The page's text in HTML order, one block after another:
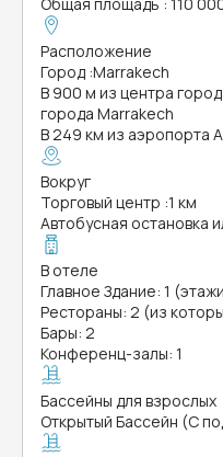
Расположение
Город :Marrakech
В 900 м из центра
города Marrakech
В 249 км из аэропорта
Вокруг
Торговый центр :1 км
Автобусная остановка
В отеле
Главное Здание: 1
Рестораны: 2 (из
Бары: 2
Конференц-залы: 1
Бассейны для взрослых
Открытый Бассейн (С